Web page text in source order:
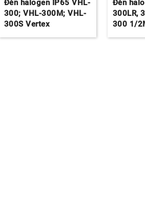
Đèn halogen IP65 VHL-
300; VHL-300M; VHL-
300S Vertex
Đèn
300LR,
300 1/